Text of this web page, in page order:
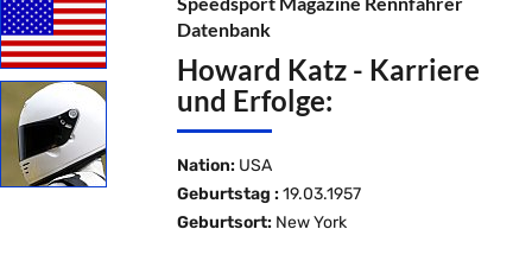
Datenbank
Howard Katz - Karriere
und Erfolge:
Nation: USA
Geburtstag : 19.03.1957
Geburtsort: New York